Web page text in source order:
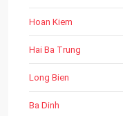
Hoan Kiem
Hai Ba Trung
Long Bien
Ba Dinh